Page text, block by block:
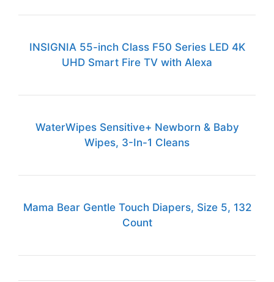
INSIGNIA 55-inch Class F50 Series LED 4K
UHD Smart Fire TV with Alexa
WaterWipes Sensitive+ Newborn & Baby
Wipes, 3-In-1 Cleans
Mama Bear Gentle Touch Diapers, Size 5, 132
Count